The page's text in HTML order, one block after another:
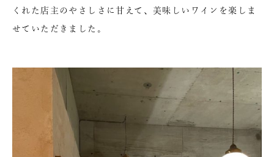
くれた店主のやさしさに甘えて、美味しいワインを楽しま
せていただきました。